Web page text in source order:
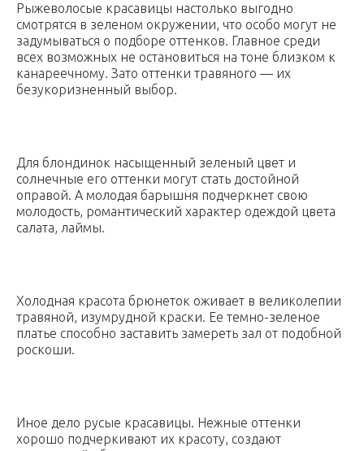
Рыжеволосые красавицы настолько выгодно
смотрятся в зеленом окружении, что особо могут не
задумываться о подборе оттенков. Главное среди
всех возможных не остановиться на тоне близком к
канареечному. Зато оттенки травяного — их
безукоризненный выбор.
Для блондинок насыщенный зеленый цвет и
солнечные его оттенки могут стать достойной
оправой. А молодая барышня подчеркнет свою
молодость, романтический характер одеждой цвета
салата, лаймы.
Холодная красота брюнеток оживает в великолепии
травяной, изумрудной краски. Ее темно-зеленое
платье способно заставить замереть зал от подобной
роскоши.
Иное дело русые красавицы. Нежные оттенки
хорошо подчеркивают их красоту, создают